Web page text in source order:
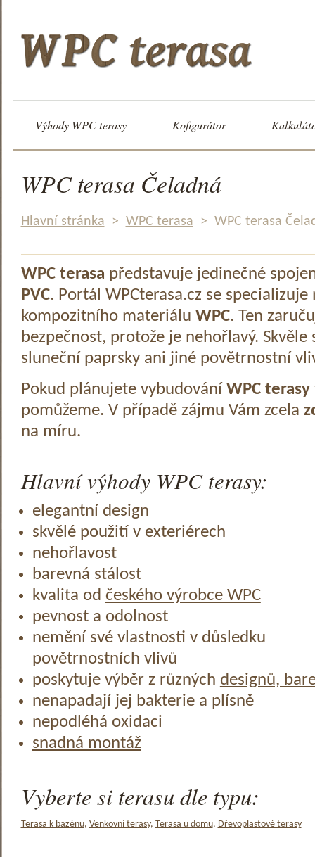
Výhody WPC terasy Kofigurátor
WPC terasa Čeladná
Hlavní stránka > WPC terasa > WPC terasa
WPC terasa představuje jedinečné
PVC. Portál WPCterasa.cz se specializuje
kompozitního materiálu WPC. Ten
bezpečnost, protože je nehořlavý.
sluneční paprsky ani jiné povětrnostní
Pokud plánujete vybudování WPC terasy
pomůžeme. V případě zájmu Vám zcela
na míru.
Hlavní výhody WPC terasy:
elegantní design
skvělé použití v exteriérech
nehořlavost
barevná stálost
kvalita od českého výrobce WPC
pevnost a odolnost
nemění své vlastnosti v důsledku
povětrnostních vlivů
poskytuje výběr z různých designů,
nenapadají jej bakterie a plísně
nepodléhá oxidaci
snadná montáž
Vyberte si terasu dle typu:
Terasa k bazénu, Venkovní terasy, Terasa u domu, Dřevoplastové terasy